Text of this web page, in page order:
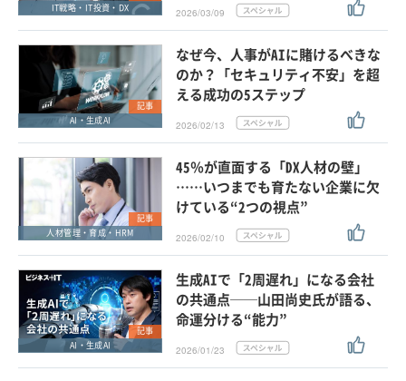
IT戦略・IT投資・DX
2026/03/09
記事
AI・生成AI
なぜ今、人事がAIに賭けるべきな
のか？「セキュリティ不安」を超
える成功の5ステップ
2026/02/13
記事
人材管理・育成・HRM
45％が直面する「DX人材の壁」
……いつまでも育たない企業に欠
けている“2つの視点”
2026/02/10
記事
AI・生成AI
生成AIで「2周遅れ」になる会社
の共通点──山田尚史氏が語る、
命運分ける“能力”
2026/01/23